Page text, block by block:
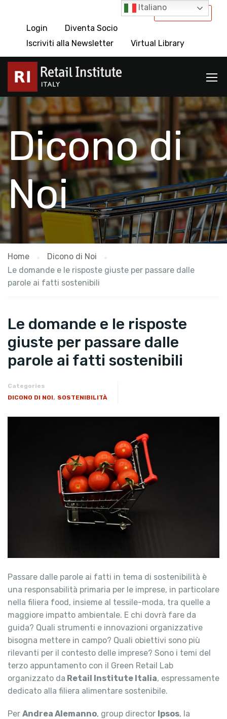
International
Login
Diventa Socio
Iscriviti alla Newsletter
Virtual Library
Dicono di
Noi
Home
Dicono di Noi
Le domande e le risposte giuste per passare dalle
parole ai fatti sostenibili
Le domande e le risposte
giuste per passare dalle
parole ai fatti sostenibili
Categories
DICONO DI NOI, SOSTENIBILITÀ
Passare dalle parole ai fatti in tema di sostenibilità è
una responsabilità primaria per le imprese, in particolare
nella filiera food, insieme al tessile-moda, tra quelle a
maggiore impatto ambientale. E chi dovrà fare da
guida? Quali strumenti e innovazioni organizzative
bisogna mettere in campo? Quali obiettivi sono più
rilevanti per il contesto delle imprese? Sono i temi del
terzo appuntamento con il Green Retail Lab
organizzato da Retail Institute Italia, espressamente
dedicato alla filiera alimentare sostenibile.
Per Andrea Alemanno, group director Ipsos, la
Italiano